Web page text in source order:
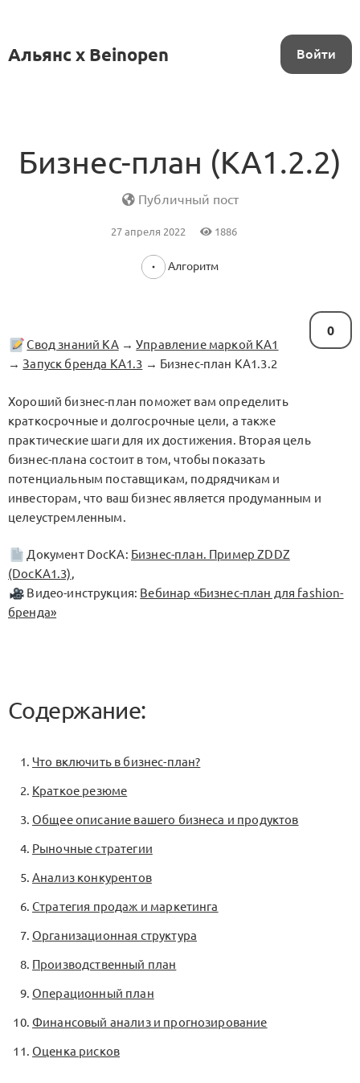
Альянс x Beinopen Войти
Бизнес-план (KA1.2.2)
Публичный пост
27 апреля 2022 1886
Алгоритм
0
Свод знаний KA→Управление маркой KA1
→Запуск бренда KA1.3 → Бизнес-план KA1.3.2
Хороший бизнес-план поможет вам определить
краткосрочные и долгосрочные цели, а также
практические шаги для их достижения. Вторая цель
бизнес-плана состоит в том, чтобы показать
потенциальным поставщикам, подрядчикам и
инвесторам, что ваш бизнес является продуманным и
целеустремленным.
Документ DocKA: Бизнес-план. Пример ZDDZ
(DocKA1.3),
Видео-инструкция: Вебинар «Бизнес-план для fashion-
бренда»
Содержание:
Что включить в бизнес-план?
Краткое резюме
Общее описание вашего бизнеса и продуктов
Рыночные стратегии
Анализ конкурентов
Стратегия продаж и маркетинга
Организационная структура
Производственный план
Операционный план
Финансовый анализ и прогнозирование
Оценка рисков